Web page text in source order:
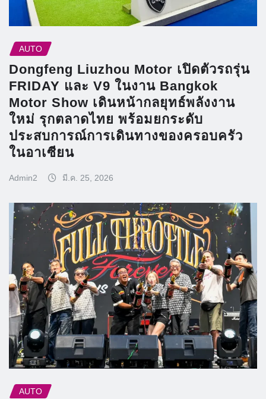
AUTO
Dongfeng Liuzhou Motor เปิดตัวรถรุ่น
FRIDAY และ V9 ในงาน Bangkok
Motor Show เดินหน้ากลยุทธ์พลังงาน
ใหม่ รุกตลาดไทย พร้อมยกระดับ
ประสบการณ์การเดินทางของครอบครัว
ในอาเซียน
Admin2 มี.ค. 25, 2026
AUTO